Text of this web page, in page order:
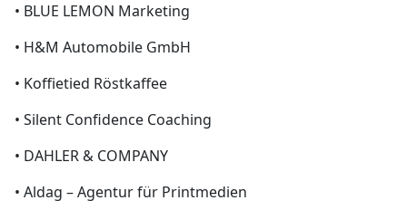
• BLUE LEMON Marketing
• H&M Automobile GmbH
• Koffietied Röstkaffee
• Silent Confidence Coaching
• DAHLER & COMPANY
• Aldag – Agentur für Printmedien